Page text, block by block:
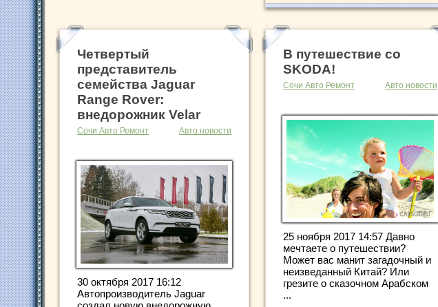
Четвертый
представитель
семейства Jaguar
Range Rover:
внедорожник Velar
Сочи Авто Ремонт Авто новости
30 октября 2017 16:12
Автопроизводитель Jaguar
В путешествие со
SKODA!
Сочи Авто Ремонт Авто новости
25 ноября 2017 14:57 Давно
мечтаете о путешествии?
Может вас манит загадочный и
неизведанный Китай? Или
грезите о сказочном Арабском
...